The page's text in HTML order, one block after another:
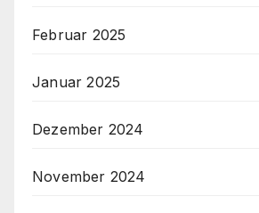
Februar 2025
Januar 2025
Dezember 2024
November 2024